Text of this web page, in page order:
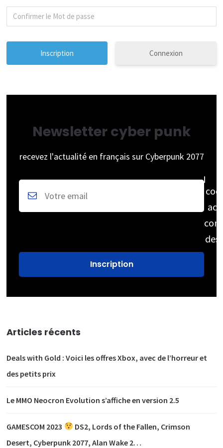
Connexion
Newsletter cyber punk
recevez l'actualité en français sur Cyberpunk 2077
des
Articles récents
Deals with Gold : Voici les offres Xbox, avec de l’horreur et
des petits prix
Le MMO Neocron Evolution s’affiche en version 2.5
GAMESCOM 2023
DS2, Lords of the Fallen, Crimson
Desert, Cyberpunk 2077, Alan Wake 2…